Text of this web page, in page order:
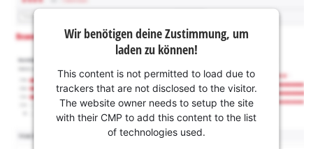
Wir benötigen deine Zustimmung, um
laden zu können!
This content is not permitted to load due to
trackers that are not disclosed to the visitor.
The website owner needs to setup the site
with their CMP to add this content to the list
of technologies used.